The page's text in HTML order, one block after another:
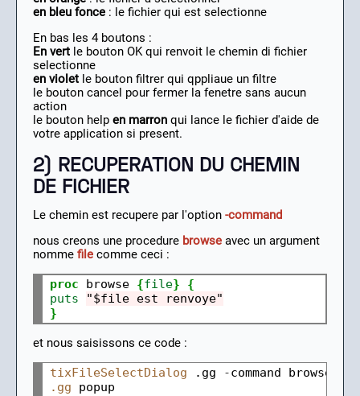
en bleu fonce : le fichier qui est selectionne
En bas les 4 boutons :
En vert le bouton OK qui renvoit le chemin di fichier
selectionne
en violet le bouton filtrer qui qppliaue un filtre
le bouton cancel pour fermer la fenetre sans aucun
action
le bouton help en marron qui lance le fichier d'aide de
votre application si present.
2) RECUPERATION DU CHEMIN
DE FICHIER
Le chemin est recupere par l'option -command
nous creons une procedure browse avec un argument
nomme file comme ceci :
proc browse {file}
{
puts
"$file est renvoye"
}
et nous saisissons ce code :
tixFileSelectDialog .gg -
.gg